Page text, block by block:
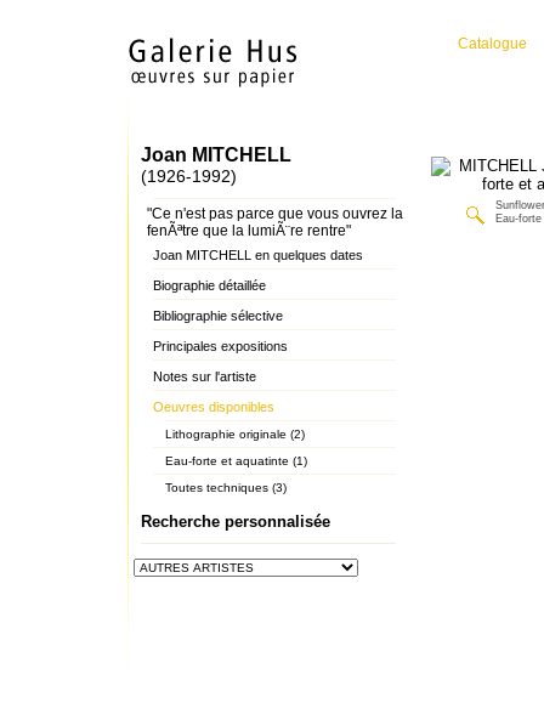
Catalogue
Joan MITCHELL
(1926-1992)
"Ce n'est pas parce que vous ouvrez la
fenÃªtre que la lumiÃ¨re rentre"
Joan MITCHELL en quelques dates
Biographie détaillée
Bibliographie sélective
Principales expositions
Notes sur l'artiste
Oeuvres disponibles
Lithographie originale (2)
Eau-forte et aquatinte (1)
Toutes techniques (3)
Recherche personnalisée
Eau-